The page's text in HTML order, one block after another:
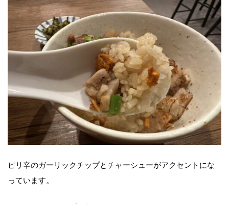
ピリ辛のガーリックチップとチャーシューがアクセントにな
っています。